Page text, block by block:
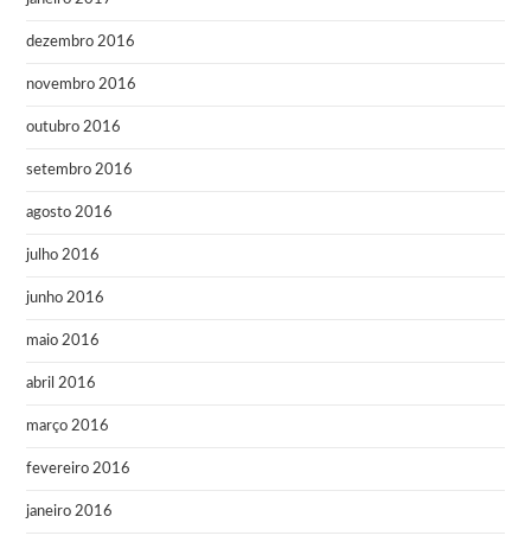
dezembro 2016
novembro 2016
outubro 2016
setembro 2016
agosto 2016
julho 2016
junho 2016
maio 2016
abril 2016
março 2016
fevereiro 2016
janeiro 2016